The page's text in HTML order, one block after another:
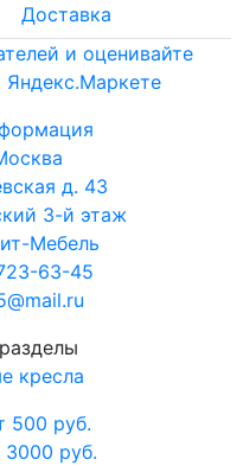
Доставка
д. 43
3-й этаж
Мебель
63-45
кресла
500 руб.
3000 руб.